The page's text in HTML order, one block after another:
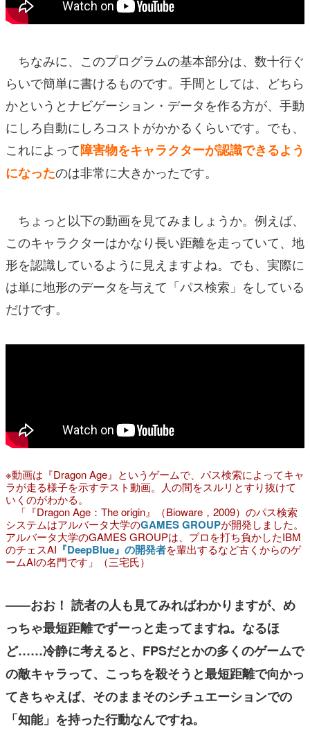
ちなみに、このプログラムの基本部分は、数十行ぐ
らいで簡単に書けるものです。手間としては、どちら
かというとナビゲーション・データを作る方が、手動
にしろ自動にしろコストがかかるくらいです。でも、
これによって障害物をキャラクターが認識できるよう
になったのは非常に大きかったです。
ちょっと以下の動画を見てみましょうか。例えば、
このキャラクターはかなり長い距離を走っていて、地
形を認識しているように見えますよね。でも、実際に
は単に地形のデータを与えて「パス検索」をしている
だけです。
※動画は『Dragon Age』というゲームで、パス検索によってキャ
ラが走る様子を示すテスト動画。人の間をスルリとすり抜けて
いくのがわかる。
「『Dragon Age：The origin』（Bioware，2009）のパス検索
システムはアルバータ大学のGAMES GROUPが開発しました。
アルバータ大学のGAMES GROUPは、プロを打ち負かしたIBM
のチェスAI 『DeepBlue』の開発者を輩出するなど古くからのゲ
ームAIの名門です」（三宅氏）
――おお！ 読者の人も見てみればわかりますが、め
っちゃ最短距離でずーっと走ってますね。なるほ
ど……冷静に考えると、FPSだとかの多くのゲームで
の敵キャラって、こっちを殺そうと最短距離で向かっ
てきちゃえば、そのままそのシチュエーションでの
「知能」を持った行動なんですね。